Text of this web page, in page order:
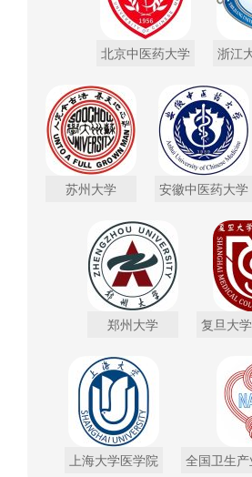
北京中医药大学 浙江
苏州大学 安徽中医药大学
郑州大学 复旦大
上海大学医学院 全国卫生